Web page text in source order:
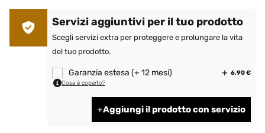
Servizi aggiuntivi per il tuo prodotto
Scegli servizi extra per proteggere e prolungare la vita
del tuo prodotto.
Garanzia estesa (+ 12 mesi) 6,90 €
Cosa è coperto?
Aggiungi il prodotto con servizio